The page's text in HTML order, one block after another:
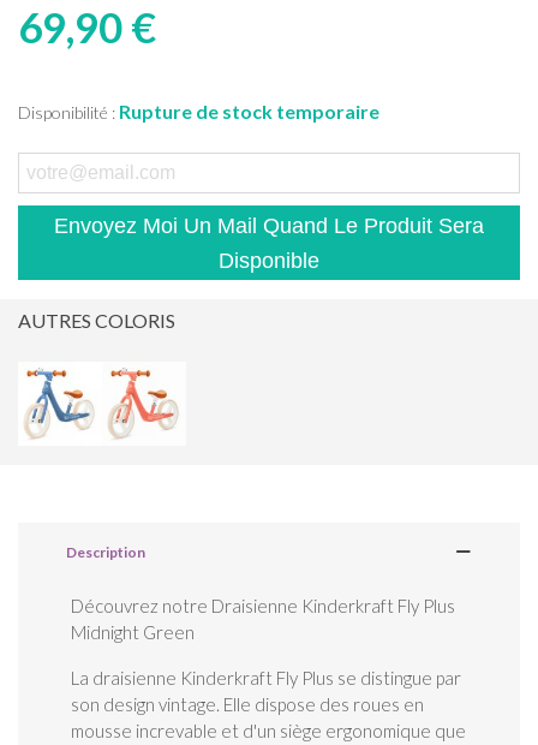
69,90 €
Disponibilité : Rupture de stock temporaire
Envoyez Moi Un Mail Quand Le Produit Sera
Disponible
AUTRES COLORIS
Description
Découvrez notre Draisienne Kinderkraft Fly Plus
Midnight Green
La draisienne Kinderkraft Fly Plus se distingue par
son design vintage. Elle dispose des roues en
mousse increvable et d'un siège ergonomique que